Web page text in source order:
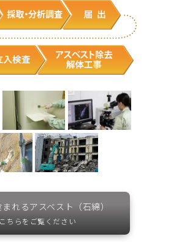
れるアスベスト（石綿）
ちらをご覧ください